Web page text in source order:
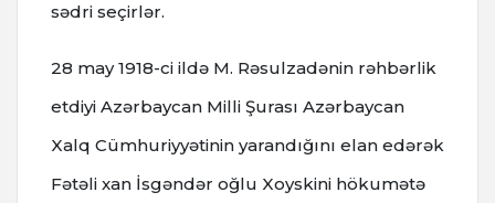
sədri seçirlər.
28 may 1918-ci ildə M. Rəsulzadənin rəhbərlik
etdiyi Azərbaycan Milli Şurası Azərbaycan
Xalq Cümhuriyyətinin yarandığını elan edərək
Fətəli xan İsgəndər oğlu Xoyskini hökumətə